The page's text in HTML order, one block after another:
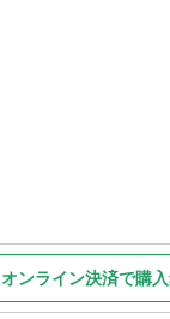
オンライン決済で購